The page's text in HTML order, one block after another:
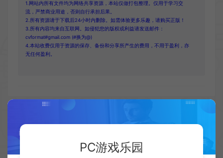
1.网站内所有文件均为网络共享资源，本站仅做打包整理。仅用于学习交
流，严禁商业用途，否则自行承担后果。
2.所有资源请于下载后24小时内删除。如需体验更多乐趣，请购买正版！
3.所有内容均来自互联网。如侵犯您的版权或利益请发送邮件：
cvformat#gmail.com (#换为@)
4.本站收费仅用于资源的保存、备份和分享所产生的费用，不用于盈利，亦
无任何盈利。
PC游戏乐园